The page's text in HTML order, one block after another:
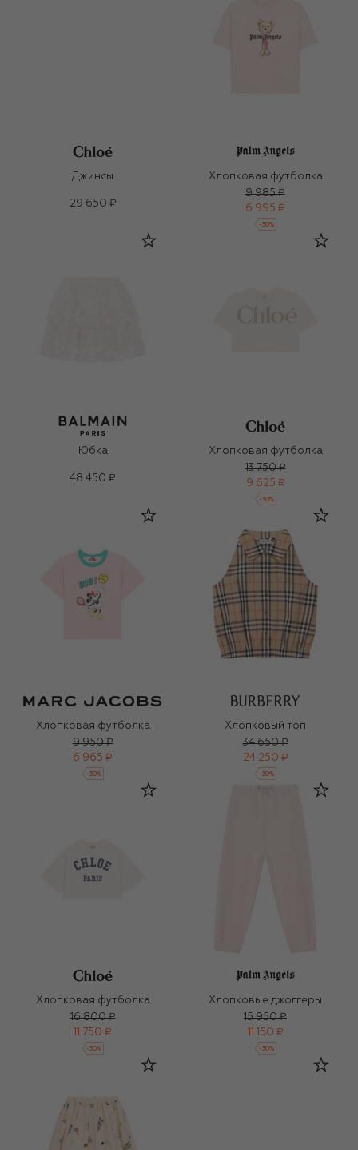
Джинсы
29 650 ₽
Хлопковая футболка
9 985 ₽
6 995 ₽
-30%
Юбка
48 450 ₽
Хлопковая футболка
13 750 ₽
9 625 ₽
-30%
Хлопковая футболка
9 950 ₽
6 965 ₽
-30%
Хлопковый топ
34 650 ₽
24 250 ₽
-30%
Хлопковая футболка
16 800 ₽
11 750 ₽
-30%
Хлопковые джоггеры
15 950 ₽
11 150 ₽
-30%